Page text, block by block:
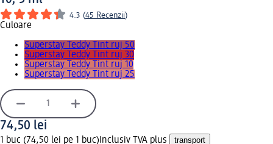
4.3 (45 Recenzii)
Culoare
Superstay Teddy Tint ruj 50
Superstay Teddy Tint ruj 30
Superstay Teddy Tint ruj 10
Superstay Teddy Tint ruj 25
74,50 lei
1 buc (74,50 lei pe 1 buc) Inclusiv TVA plus transport